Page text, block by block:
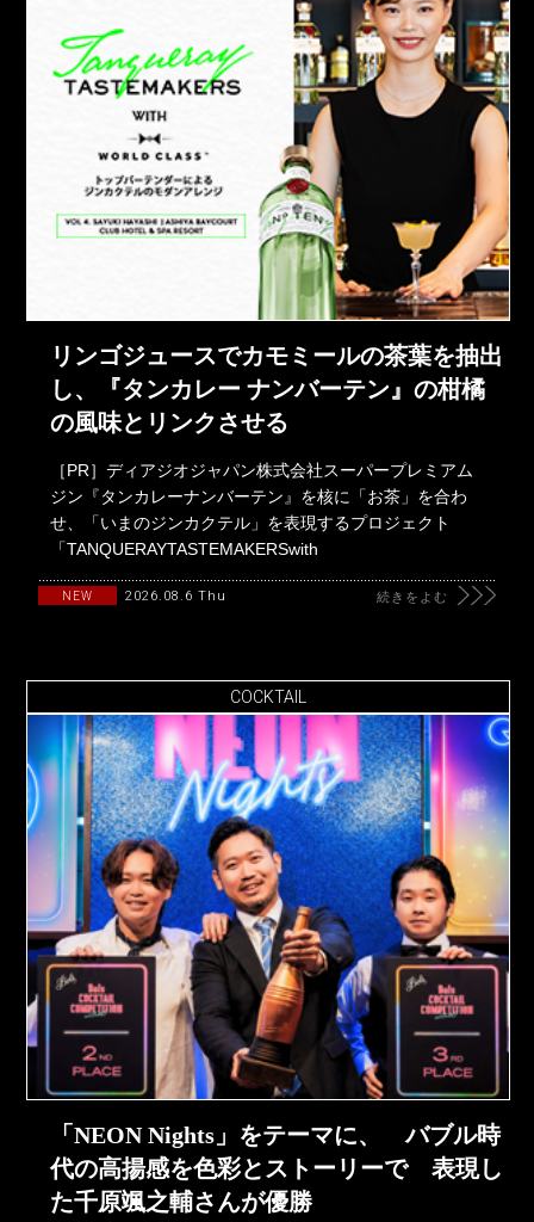
リンゴジュースでカモミールの茶葉を抽出
し、『タンカレー ナンバーテン』の柑橘
の風味とリンクさせる
［PR］ディアジオジャパン株式会社スーパープレミアム
ジン『タンカレーナンバーテン』を核に「お茶」を合わ
せ、「いまのジンカクテル」を表現するプロジェクト
「TANQUERAYTASTEMAKERSwith
NEW 2026.08.6 Thu 続きをよむ
COCKTAIL
「NEON Nights」をテーマに、 バブル時
代の高揚感を色彩とストーリーで 表現し
た千原颯之輔さんが優勝